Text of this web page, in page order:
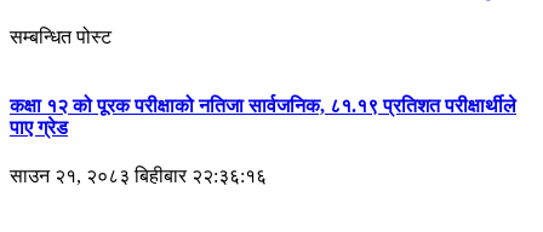
सम्बन्धित पोस्ट
कक्षा १२ को पूरक परीक्षाको नतिजा सार्वजनिक, ८१.१९ प्रतिशत परीक्षार्थीले
पाए ग्रेड
साउन २१, २०८३ बिहीबार २२:३६:१६